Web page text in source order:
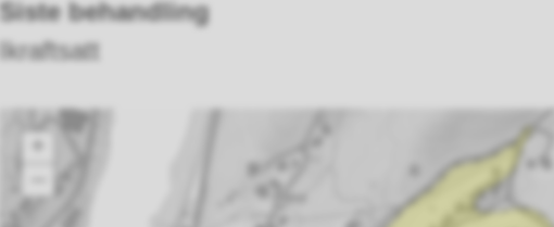
Siste behandling
Ikraftsatt
+